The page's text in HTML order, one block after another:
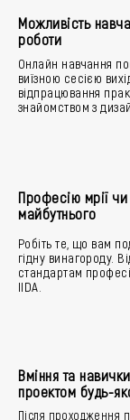
Можливість
роботи
Онлайн навчання
виїзною сесією
відпрацювання
знайомством з
Професію мрії
майбутнього
Робіть те, що вам
гідну винагороду.
стандартам
IIDA.
Вміння та
проектом будь-
Після проходження